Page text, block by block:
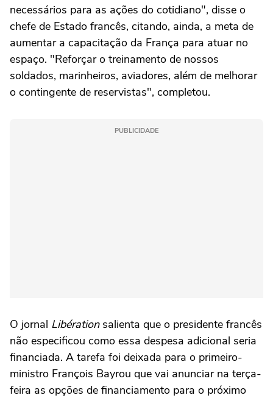
necessários para as ações do cotidiano", disse o
chefe de Estado francês, citando, ainda, a meta de
aumentar a capacitação da França para atuar no
espaço. "Reforçar o treinamento de nossos
soldados, marinheiros, aviadores, além de melhorar
o contingente de reservistas", completou.
PUBLICIDADE
O jornal Libérationsalienta que o presidente francês
não especificou como essa despesa adicional seria
financiada. A tarefa foi deixada para o primeiro-
ministro François Bayrou que vai anunciar na terça-
feira as opções de financiamento para o próximo